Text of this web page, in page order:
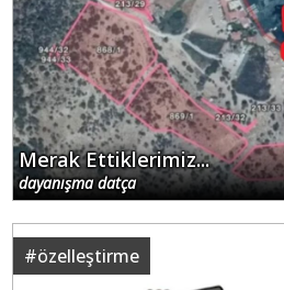
Merak Ettiklerimiz...
dayanışma datça
#özelleştirme